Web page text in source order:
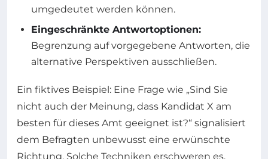
umgedeutet werden können.
Eingeschränkte Antwortoptionen:
Begrenzung auf vorgegebene Antworten, die
alternative Perspektiven ausschließen.
Ein fiktives Beispiel: Eine Frage wie „Sind Sie
nicht auch der Meinung, dass Kandidat X am
besten für dieses Amt geeignet ist?“ signalisiert
dem Befragten unbewusst eine erwünschte
Richtung. Solche Techniken erschweren es,